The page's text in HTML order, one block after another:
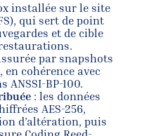
installée sur le site
qui sert de point
et de cible
par snapshots
cohérence avec
BP-100.
: les données
AES-256,
d’altération, puis